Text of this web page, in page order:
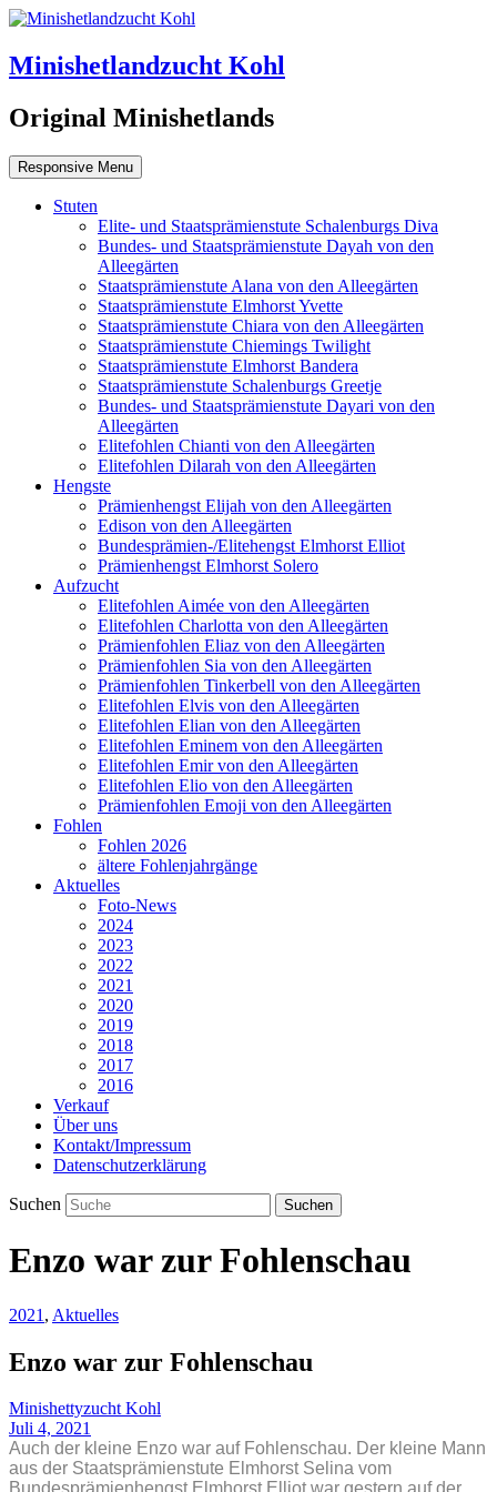
Minishetlandzucht Kohl
Original Minishetlands
Responsive Menu
Stuten
Elite- und Staatsprämienstute Schalenburgs Diva
Bundes- und Staatsprämienstute Dayah von den
Alleegärten
Staatsprämienstute Alana von den Alleegärten
Staatsprämienstute Elmhorst Yvette
Staatsprämienstute Chiara von den Alleegärten
Staatsprämienstute Chiemings Twilight
Staatsprämienstute Elmhorst Bandera
Staatsprämienstute Schalenburgs Greetje
Bundes- und Staatsprämienstute Dayari von den
Alleegärten
Elitefohlen Chianti von den Alleegärten
Elitefohlen Dilarah von den Alleegärten
Hengste
Prämienhengst Elijah von den Alleegärten
Edison von den Alleegärten
Bundesprämien-/Elitehengst Elmhorst Elliot
Prämienhengst Elmhorst Solero
Aufzucht
Elitefohlen Aimée von den Alleegärten
Elitefohlen Charlotta von den Alleegärten
Prämienfohlen Eliaz von den Alleegärten
Prämienfohlen Sia von den Alleegärten
Prämienfohlen Tinkerbell von den Alleegärten
Elitefohlen Elvis von den Alleegärten
Elitefohlen Elian von den Alleegärten
Elitefohlen Eminem von den Alleegärten
Elitefohlen Emir von den Alleegärten
Elitefohlen Elio von den Alleegärten
Prämienfohlen Emoji von den Alleegärten
Fohlen
Fohlen 2026
ältere Fohlenjahrgänge
Aktuelles
Foto-News
2024
2023
2022
2021
2020
2019
2018
2017
2016
Verkauf
Über uns
Kontakt/Impressum
Datenschutzerklärung
Suchen
Enzo war zur Fohlenschau
2021 , Aktuelles
Enzo war zur Fohlenschau
Minishettyzucht Kohl
Juli 4, 2021
Auch der kleine Enzo war auf Fohlenschau. Der kleine Mann
aus der Staatsprämienstute Elmhorst Selina vom